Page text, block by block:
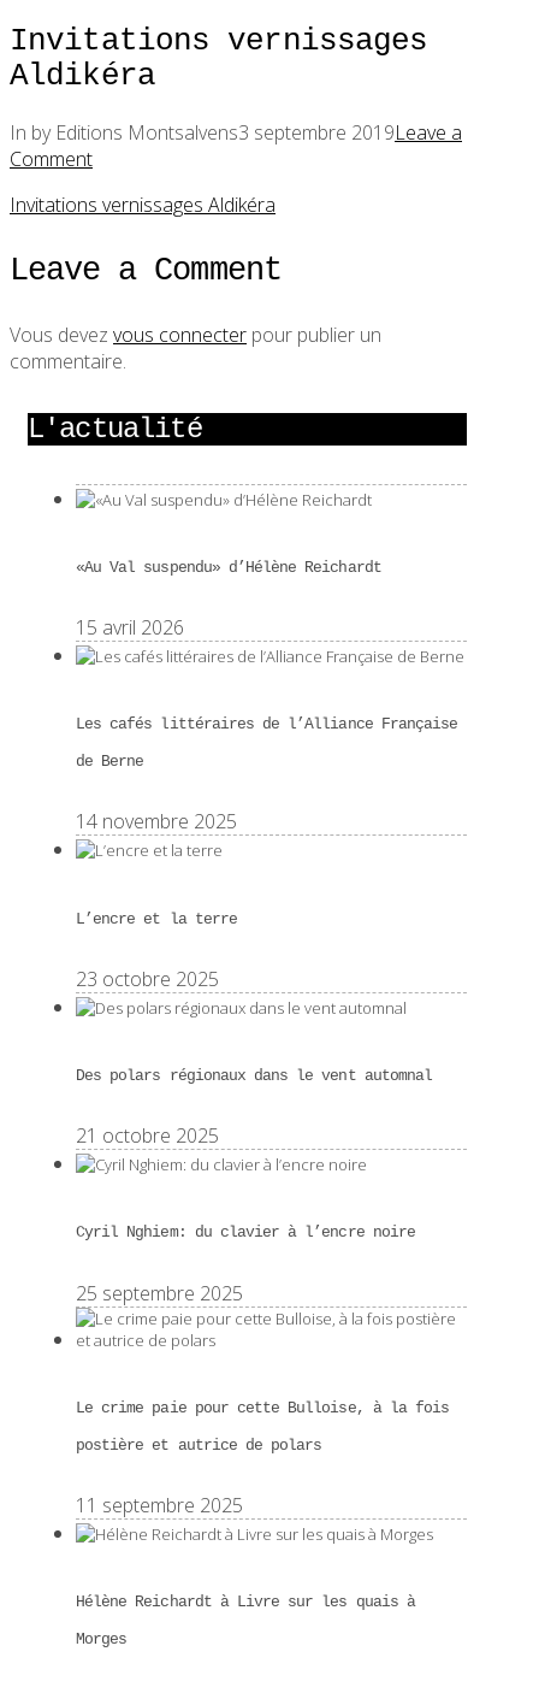
Invitations vernissages
Aldikéra
In by Editions Montsalvens3 septembre 2019Leave a
Comment
Invitations vernissages Aldikéra
Leave a Comment
Vous devez vous connecter pour publier un
commentaire.
L'actualité
«Au Val suspendu» d’Hélène Reichardt
15 avril 2026
Les cafés littéraires de l’Alliance Française
de Berne
14 novembre 2025
L’encre et la terre
23 octobre 2025
Des polars régionaux dans le vent automnal
21 octobre 2025
Cyril Nghiem: du clavier à l’encre noire
25 septembre 2025
Le crime paie pour cette Bulloise, à la fois
postière et autrice de polars
11 septembre 2025
Hélène Reichardt à Livre sur les quais à
Morges